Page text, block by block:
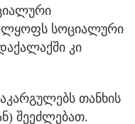
სოციალური
კი
თანხის
შეეძლებათ.